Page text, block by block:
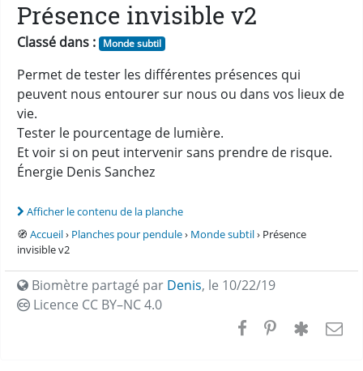
Présence invisible v2
Classé dans : Monde subtil
Permet de tester les différentes présences qui
peuvent nous entourer sur nous ou dans vos lieux de
vie.
Tester le pourcentage de lumière.
Et voir si on peut intervenir sans prendre de risque.
Énergie Denis Sanchez
Afficher le contenu de la planche
🧭 Accueil› Planches pour pendule› Monde subtil› Présence
invisible v2
Biomètre partagé par Denis, le 10/22/19
Licence CC BY–NC 4.0